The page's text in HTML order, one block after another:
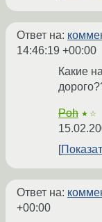
Ответ на:
14:46:19 +00:00
Какие
Poh ★☆
Ответ на:
+00:00